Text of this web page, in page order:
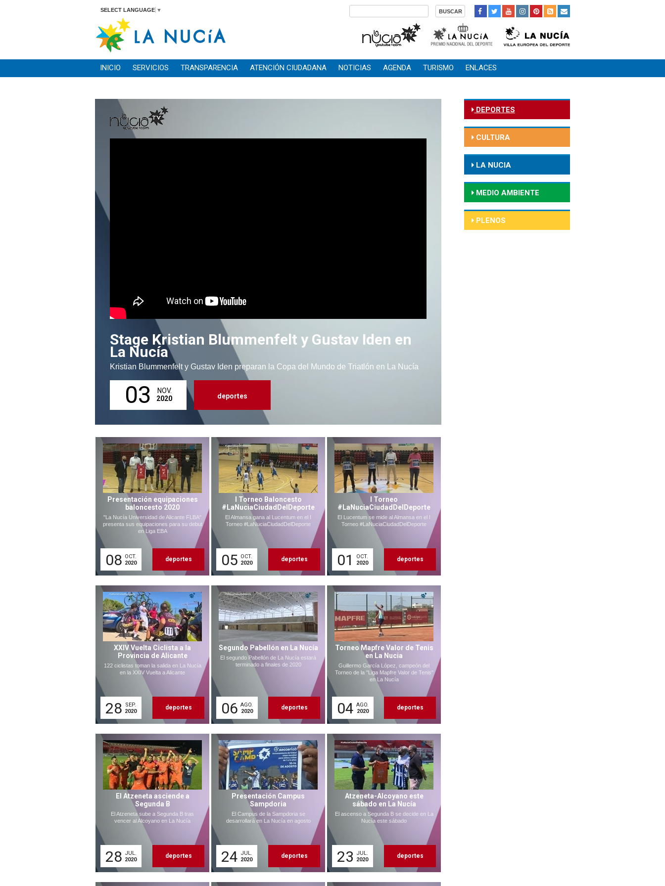
SELECT LANGUAGE ▼
INICIO SERVICIOS TRANSPARENCIA ATENCIÓN CIUDADANA NOTICIAS AGENDA TURISMO ENLACES
Stage Kristian Blummenfelt y Gustav Iden en
La Nucía
Kristian Blummenfelt y Gustav Iden preparan la Copa del Mundo de Triatlón en La Nucía
03
NOV.
2020
deportes
Presentación equipaciones
baloncesto 2020
"La Nucía Universidad de Alicante FLBA"
presenta sus equipaciones para su debut
en Liga EBA
08 OCT.
2020
deportes
I Torneo Baloncesto
#LaNuciaCiudadDelDeporte
El Almansa gana al Lucentum en el I
Torneo #LaNuciaCiudadDelDeporte
05 OCT.
2020
deportes
I Torneo
#LaNuciaCiudadDelDeporte
El Lucentum se mide al Almansa en el I
Torneo #LaNuciaCiudadDelDeporte
01
OCT.
2020
deportes
XXIV Vuelta Ciclista a la
Provincia de Alicante
122 ciclistas toman la salida en La Nucía
en la XXIV Vuelta a Alicante
28
SEP.
2020
deportes
Segundo Pabellón en La Nucía
El segundo Pabellón de La Nucía estará
terminado a finales de 2020
06 AGO.
2020
deportes
Torneo Mapfre Valor de Tenis
en La Nucia
Guillermo García López, campeón del
Torneo de la "Liga Mapfre Valor de Tenis"
en La Nucía
04 AGO.
2020
deportes
El Atzeneta asciende a
Segunda B
El Atzeneta sube a Segunda B tras
vencer al Alcoyano en La Nucía
28 JUL.
2020
deportes
Presentación Campus
Sampdoria
El Campus de la Sampdoria se
desarrollará en La Nucía en agosto
24 JUL.
2020
deportes
Atzeneta-Alcoyano este
sábado en La Nucía
El ascenso a Segunda B se decide en La
Nucía este sábado
23
JUL.
2020
deportes
DEPORTES
CULTURA
LA NUCIA
MEDIO AMBIENTE
PLENOS